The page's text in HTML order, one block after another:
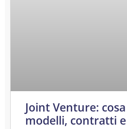
Joint Venture:
modelli, contratti